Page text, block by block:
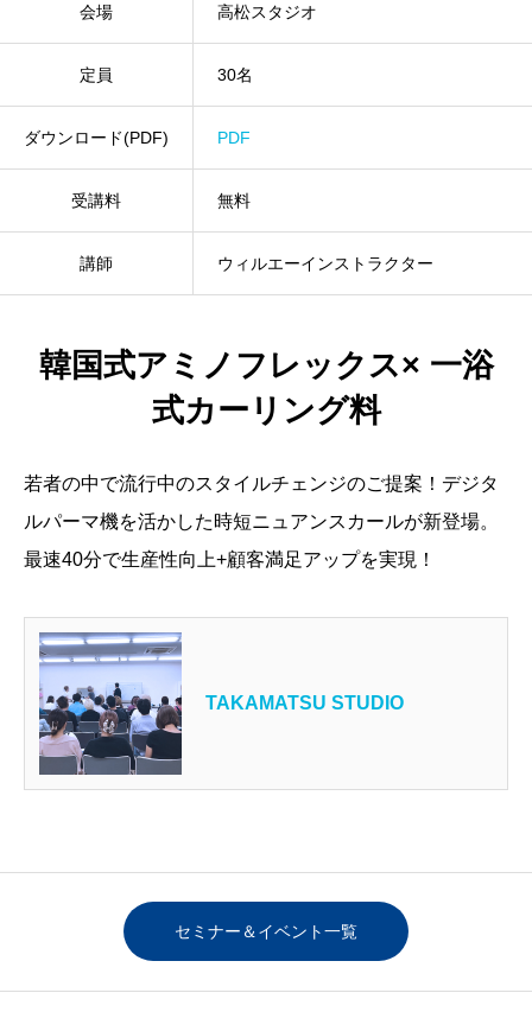
会場 高松スタジオ
定員 30名
ダウンロード(PDF) PDF
受講料 無料
講師 ウィルエーインストラクター
韓国式アミノフレックス× 一浴
式カーリング料
若者の中で流行中のスタイルチェンジのご提案！デジタ
ルパーマ機を活かした時短ニュアンスカールが新登場。
最速40分で生産性向上+顧客満足アップを実現！
TAKAMATSU STUDIO
セミナー＆イベント一覧